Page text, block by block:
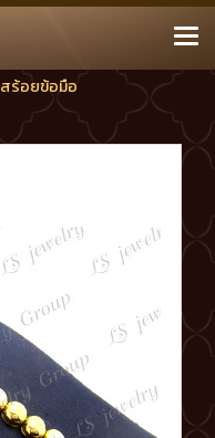
สร้อยข้อมือ